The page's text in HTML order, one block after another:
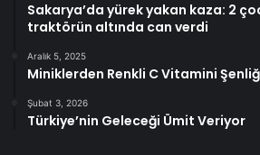
Sakarya’da yürek yakan kaza: 2
traktörün altında can verdi
Aralık 5, 2025
Miniklerden Renkli C Vitamini
Şubat 3, 2026
Türkiye’nin Geleceği Ümit Veriyor